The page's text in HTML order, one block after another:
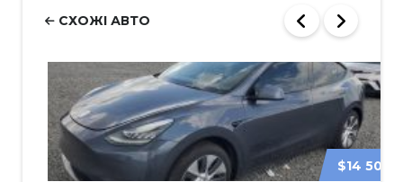
СХОЖІ АВТО
$14 500